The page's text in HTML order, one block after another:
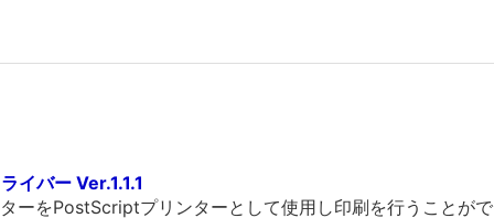
イバー Ver.1.1.1
ーをPostScriptプリンターとして使用し印刷を行うことがで